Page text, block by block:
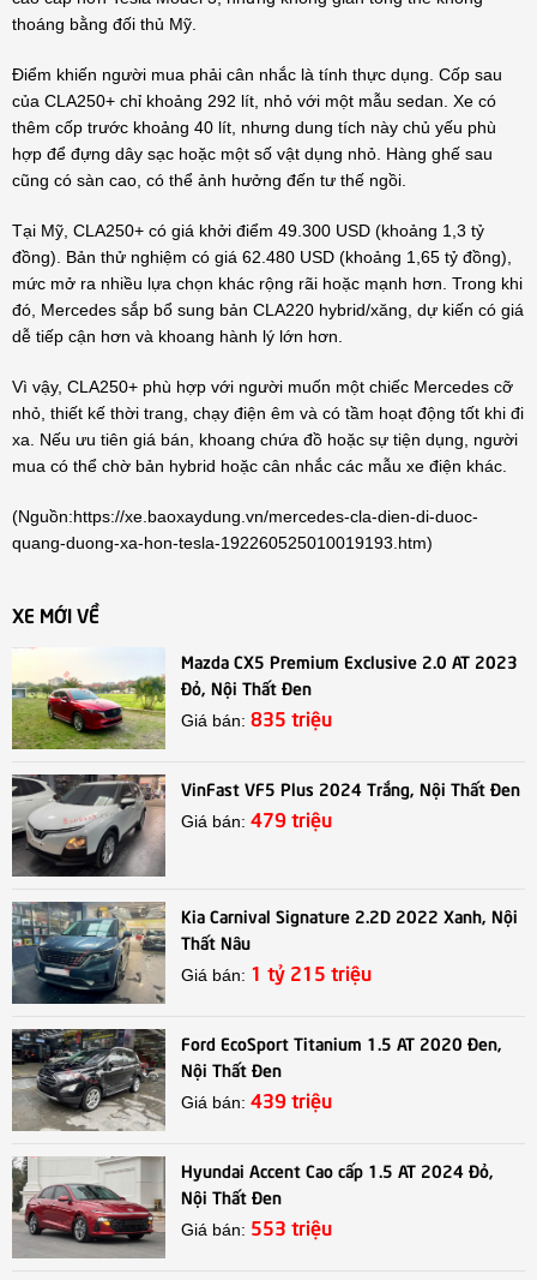
thoáng bằng đối thủ Mỹ.
Điểm khiến người mua phải cân nhắc là tính thực dụng. Cốp sau
của CLA250+ chỉ khoảng 292 lít, nhỏ với một mẫu sedan. Xe có
thêm cốp trước khoảng 40 lít, nhưng dung tích này chủ yếu phù
hợp để đựng dây sạc hoặc một số vật dụng nhỏ. Hàng ghế sau
cũng có sàn cao, có thể ảnh hưởng đến tư thế ngồi.
Tại Mỹ, CLA250+ có giá khởi điểm 49.300 USD (khoảng 1,3 tỷ
đồng). Bản thử nghiệm có giá 62.480 USD (khoảng 1,65 tỷ đồng),
mức mở ra nhiều lựa chọn khác rộng rãi hoặc mạnh hơn. Trong khi
đó, Mercedes sắp bổ sung bản CLA220 hybrid/xăng, dự kiến có giá
dễ tiếp cận hơn và khoang hành lý lớn hơn.
Vì vậy, CLA250+ phù hợp với người muốn một chiếc Mercedes cỡ
nhỏ, thiết kế thời trang, chạy điện êm và có tầm hoạt động tốt khi đi
xa. Nếu ưu tiên giá bán, khoang chứa đồ hoặc sự tiện dụng, người
mua có thể chờ bản hybrid hoặc cân nhắc các mẫu xe điện khác.
(Nguồn:https://xe.baoxaydung.vn/mercedes-cla-dien-di-duoc-
quang-duong-xa-hon-tesla-192260525010019193.htm)
XE MỚI VỀ
Mazda CX5 Premium Exclusive 2.0 AT 2023
Đỏ, Nội Thất Đen
Giá bán:835 triệu
VinFast VF5 Plus 2024 Trắng, Nội Thất Đen
Giá bán:479 triệu
Kia Carnival Signature 2.2D 2022 Xanh, Nội
Thất Nâu
Giá bán: 1 tỷ 215 triệu
Ford EcoSport Titanium 1.5 AT 2020 Đen,
Nội Thất Đen
Giá bán:439 triệu
Hyundai Accent Cao cấp 1.5 AT 2024 Đỏ,
Nội Thất Đen
Giá bán: 553 triệu